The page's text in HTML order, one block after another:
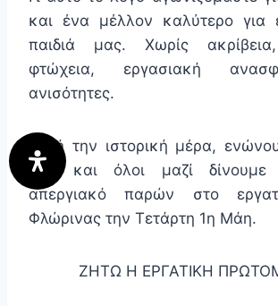
και ένα μέλλον καλύτερο για
παιδιά μας. Χωρίς
φτώχεια, εργασιακή
ανισότητες.
Αυτή την ιστορική μέρα,
μας και όλοι μαζί δίνουμε
απεργιακό παρών στο
Φλώρινας την Τετάρτη 1η Μάη.
ΖΗΤΩ Η ΕΡΓΑΤΙΚΗ